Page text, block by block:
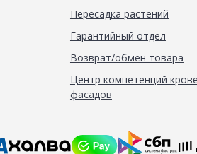
Пересадка растений
Гарантийный отдел
Возврат/обмен товара
Центр компетенций
фасадов